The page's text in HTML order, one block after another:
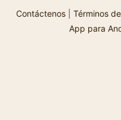
Contáctenos
Términos
App para